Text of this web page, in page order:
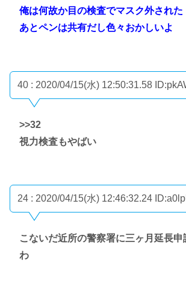
俺は何故か目の検査でマスク外された
あとペンは共有だし色々おかしいよ
40 : 2020/04/15(水) 12:50:31.58
>>32
視力検査もやばい
24 : 2020/04/15(水) 12:46:32.24
こないだ近所の警察署に三ヶ月延長
わ